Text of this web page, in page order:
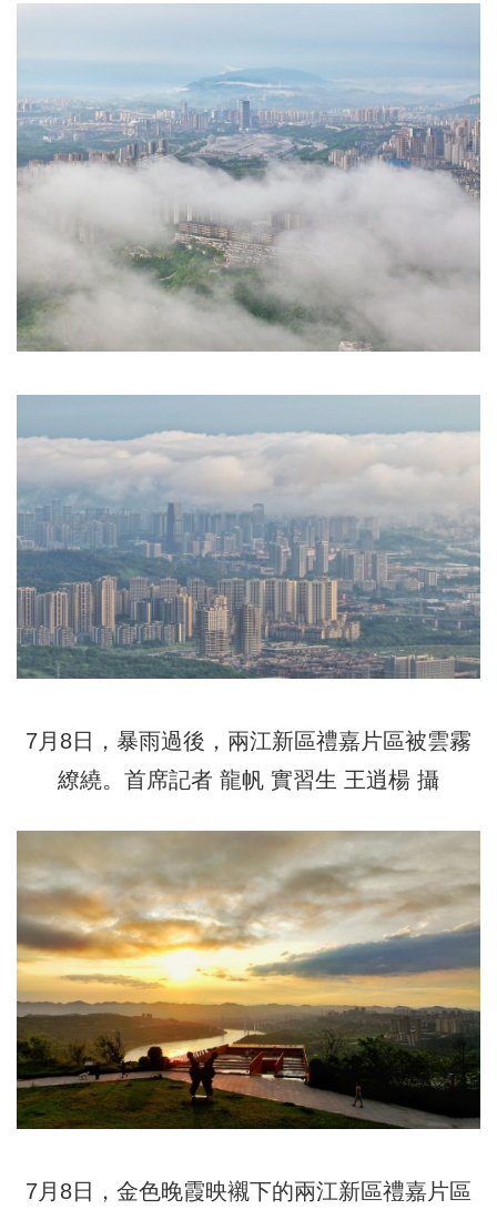
7月8日，暴雨過後，兩江新區禮嘉片區被雲霧
繚繞。首席記者 龍帆 實習生 王逍楊 攝
7月8日，金色晚霞映襯下的兩江新區禮嘉片區